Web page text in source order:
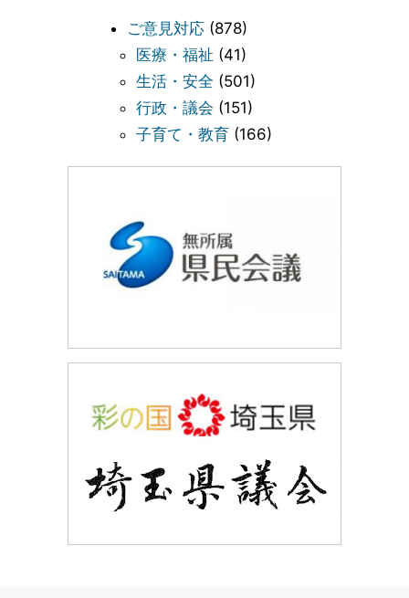
ご意見対応 (878)
医療・福祉 (41)
生活・安全 (501)
行政・議会 (151)
子育て・教育 (166)